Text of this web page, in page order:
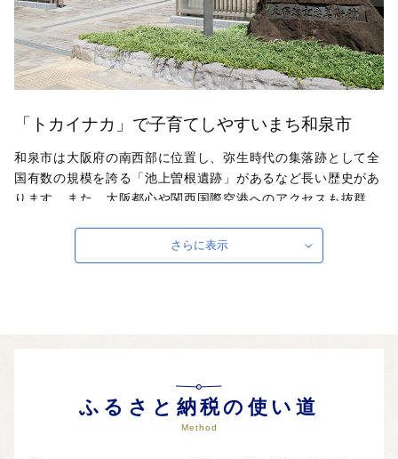
「トカイナカ」で子育てしやすいまち和泉市
和泉市は大阪府の南西部に位置し、弥生時代の集落跡として全
国有数の規模を誇る「池上曽根遺跡」があるなど長い歴史があ
ります。また、大阪都心や関西国際空港へのアクセスも抜群
山風景も残る「トカイナカ」なまちです。
さらに表示
ふるさと納税の使い道
Method